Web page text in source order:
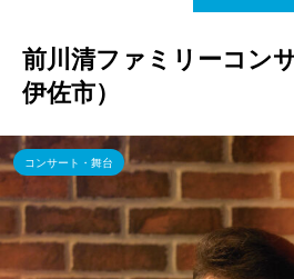
前川清ファミリーコン
伊佐市）
コンサート・舞台